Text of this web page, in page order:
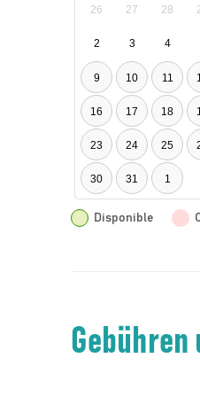
26 27 28
2 3 4
9 10 11
16 17 18
23 24 25
30 31 1
Disponible